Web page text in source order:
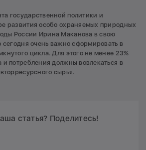
государственной политики и
развития особо охраняемых природных
России Ирина Маканова в свою
сегодня очень важно сформировать в
цикла. Для этого не менее 23%
и потребления должны вовлекаться в
сырья.
статья? Поделитесь!